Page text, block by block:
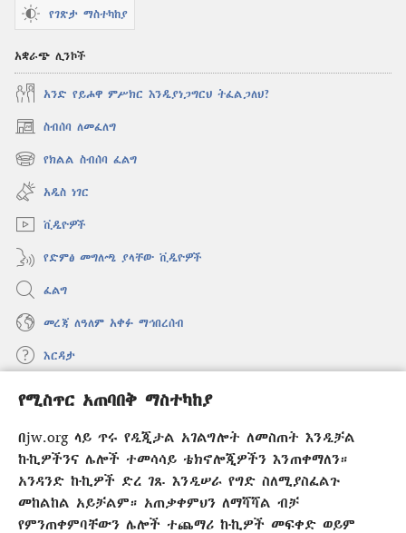
የሚስጥር አጠባበቅ ማስተካከያ
በjw.org ላይ ጥሩ የዲጂታል አገልግሎት ለመስጠት እንዲቻል
ኩኪዎችንና ሌሎች ተመሳሳይ ቴክኖሎጂዎችን እንጠቀማለን።
አንዳንድ ኩኪዎች ድረ ገጹ እንዲሠራ የግድ ስለሚያስፈልጉ
መከልከል አይቻልም። አጠቃቀምህን ለማሻሻል ብቻ
የምንጠቀምባቸውን ሌሎች ተጨማሪ ኩኪዎች መፍቀድ ወይም
የገጽታ ማስተካከያ
አቋራጭ ሊንኮች
አንድ የይሖዋ ምሥክር እንዲያነጋግርህ ትፈልጋለህ?
ስብሰባ ለመፈለግ
(አዲስ
ዊንዶው
ክፈት)
የክልል ስብሰባ ፈልግ
(አዲስ
ዊንዶው
ክፈት)
አዲስ ነገር
ቪዲዮዎች
የድምፅ መግለጫ ያላቸው ቪዲዮዎች
ፈልግ
መረጃ ለዓለም አቀፉ ማኅበረሰብ
እርዳታ
መዋጮዎች
(አዲስ
ክፈት)
የመጠበቂያ ግንብ የኢንተርኔት ቤተ መጻሕፍት
(አዲስ
ዊንዶው
®
(አዲስ
ዊንዶው
®